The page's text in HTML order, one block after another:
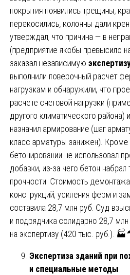
покрытия появились трещины,
перекосились, колонны дали
утверждал, что причина — в
(предприятие якобы превысило
заказал независимую
выполнили поверочный расчет
нагрузкам и обнаружили, что
расчете снеговой нагрузки
другого климатического района)
назначил армирование (шаг
класс арматуры занижен). Кроме
бетонировании не использовал
добавки, из-за чего бетон
прочности. Стоимость
конструкций, усиления ферм и
составила 28,7 млн руб. Суд
и подрядчика солидарно 28,7
на экспертизу (420 тыс. руб.).
Экспертиза зданий при
и специальные методы